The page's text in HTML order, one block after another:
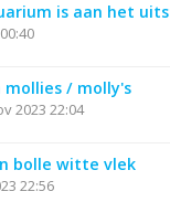
is aan het
/ molly's
2023 22:04
bolle witte vlek
22:56